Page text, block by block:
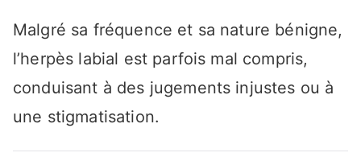
Malgré sa fréquence et sa nature bénigne,
l’herpès labial est parfois mal compris,
conduisant à des jugements injustes ou à
une stigmatisation.